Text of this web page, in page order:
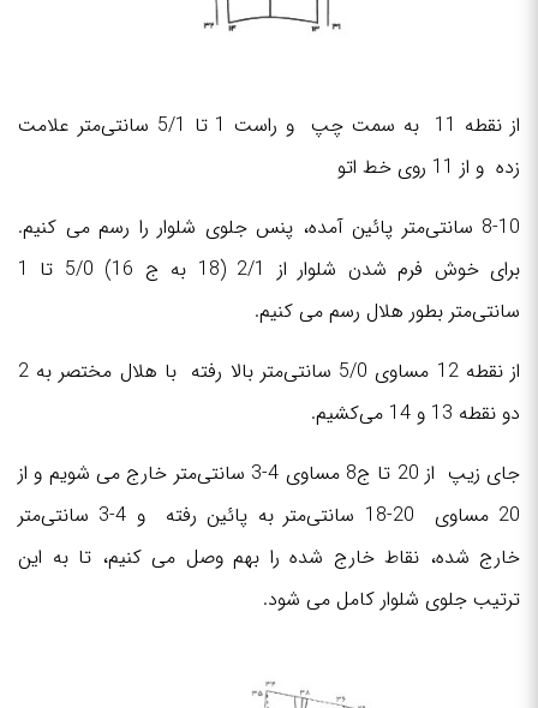
از نقطه 11 به سمت چپ و راست 1 تا 5/1 سانتی‌متر علامت
زده و از 11 روی خط اتو
8-10 سانتی‌متر پائین آمده، پنس جلوی شلوار را رسم می کنیم.
برای خوش فرم شدن شلوار از 2/1 (18 به ج 16) 5/0 تا 1
سانتی‌متر بطور هلال رسم می کنیم.
از نقطه 12 مساوی 5/0 سانتی‌متر بالا رفته با هلال مختصر به 2
دو نقطه 13 و 14 می‌کشیم.
جای زیپ از 20 تا ج8 مساوی 4-3 سانتی‌متر خارج می شویم و از
20 مساوی 20-18 سانتی‌متر به پائین رفته و 4-3 سانتی‌متر
خارج شده، نقاط خارج شده را بهم وصل می کنیم، تا به این
ترتیب جلوی شلوار کامل می شود.